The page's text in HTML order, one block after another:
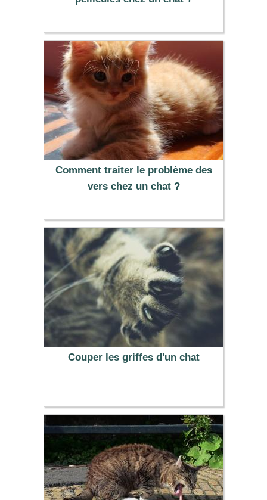
Comment traiter le problème des
vers chez un chat ?
Couper les griffes d'un chat